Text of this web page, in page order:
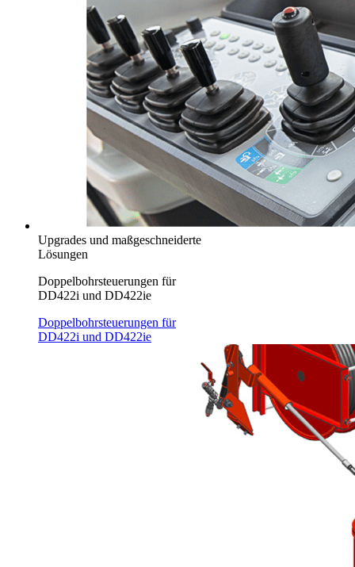
Upgrades und maßgeschneiderte
Lösungen
Doppelbohrsteuerungen für
DD422i und DD422ie
Doppelbohrsteuerungen für
DD422i und DD422ie